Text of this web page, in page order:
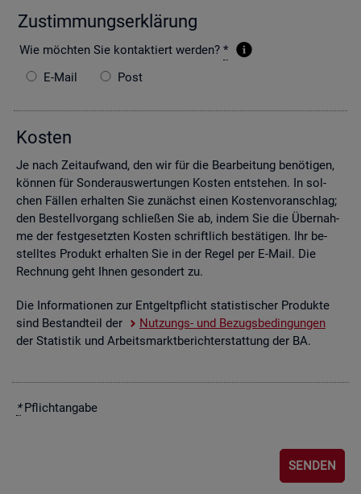
Zu­stim­mungs­er­klä­rung
Wie möch­ten Sie kon­tak­tiert wer­den? *
E-Mail
Post
Kos­ten
Je nach Zeit­auf­wand, den wir für die Be­ar­bei­tung be­nö­ti­gen,
kön­nen für Son­der­aus­wer­tun­gen Kos­ten ent­ste­hen. In sol­
chen Fäl­len er­hal­ten Sie zu­nächst einen Kos­ten­vor­anschlag;
den Be­stell­vor­gang schlie­ßen Sie ab, indem Sie die Über­nah­
me der fest­ge­setz­ten Kos­ten schrift­lich be­stä­ti­gen. Ihr be­
stell­tes Pro­dukt er­hal­ten Sie in der Regel per E-Mail. Die
Rech­nung geht Ihnen ge­son­dert zu.
Die In­for­ma­tio­nen zur Ent­gelt­pflicht sta­tis­ti­scher Pro­duk­te
sind Be­stand­teil der
Nut­zungs- und Be­zugs­be­din­gun­gen
der Sta­tis­tik und Ar­beits­markt­be­richt­erstat­tung der BA.
*Pflicht­an­ga­be